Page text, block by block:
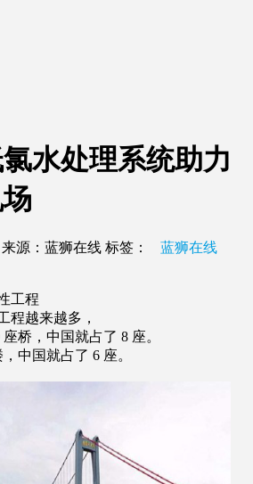
水处理系统助力
来源：蓝狮在线 标签：
蓝狮在线
工程
越来越多，
桥，中国就占了 8 座。
中国就占了 6 座。